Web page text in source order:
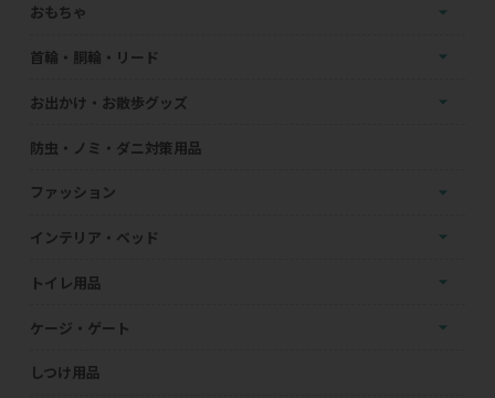
おもちゃ
首輪・胴輪・リード
お出かけ・お散歩グッズ
防虫・ノミ・ダニ対策用品
ファッション
インテリア・ベッド
トイレ用品
ケージ・ゲート
しつけ用品